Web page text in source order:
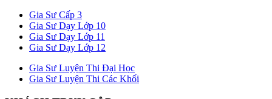
Gia Sư Cấp 3
Gia Sư Dạy Lớp 10
Gia Sư Dạy Lớp 11
Gia Sư Dạy Lớp 12
Gia Sư Luyện Thi Đại Học
Gia Sư Luyện Thi Các Khối